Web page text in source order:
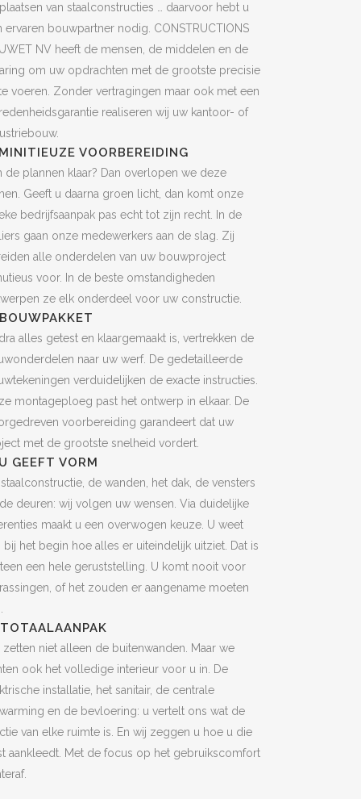
van staalconstructies … daarvoor hebt u
ervaren bouwpartner nodig. CONSTRUCTIONS
NV heeft de mensen, de middelen en de
om uw opdrachten met de grootste precisie
voeren. Zonder vertragingen maar ook met een
realiseren wij uw kantoor- of
VOORBEREIDING
de plannen klaar? Dan overlopen we deze
Geeft u daarna groen licht, dan komt onze
bedrijfsaanpak pas echt tot zijn recht. In de
gaan onze medewerkers aan de slag. Zij
alle onderdelen van uw bouwproject
voor. In de beste omstandigheden
ze elk onderdeel voor uw constructie.
alles getest en klaargemaakt is, vertrekken de
naar uw werf. De gedetailleerde
verduidelijken de exacte instructies.
montageploeg past het ontwerp in elkaar. De
voorbereiding garandeert dat uw
met de grootste snelheid vordert.
GEEFT VORM
de wanden, het dak, de vensters
deuren: wij volgen uw wensen. Via duidelijke
maakt u een overwogen keuze. U weet
bij het begin hoe alles er uiteindelijk uitziet. Dat is
een hele geruststelling. U komt nooit voor
of het zouden er aangename moeten
zetten niet alleen de buitenwanden. Maar we
ook het volledige interieur voor u in. De
installatie, het sanitair, de centrale
en de bevloering: u vertelt ons wat de
van elke ruimte is. En wij zeggen u hoe u die
aankleedt. Met de focus op het gebruikscomfort